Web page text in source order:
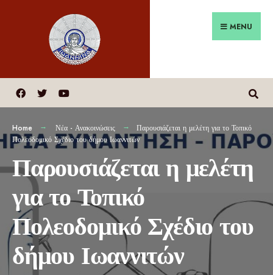
MENU
Home Νέα - Ανακοινώσεις
Παρουσιάζεται η μελέτη για το Τοπικό
Πολεοδομικό Σχέδιο του δήμου Ιωαννιτών
Παρουσιάζεται η μελέτη
για το Τοπικό
Πολεοδομικό Σχέδιο του
δήμου Ιωαννιτών